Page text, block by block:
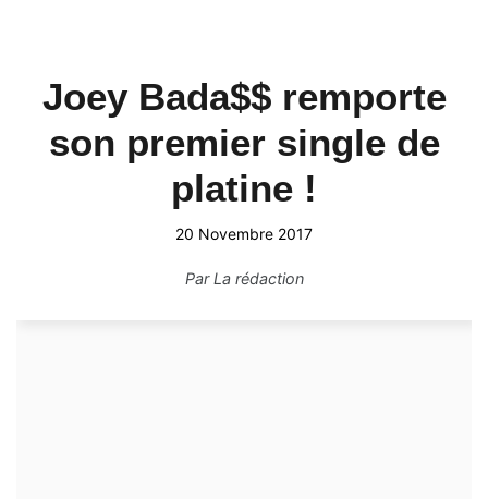
Joey Bada$$ remporte
son premier single de
platine !
20 Novembre 2017
ParLa rédaction